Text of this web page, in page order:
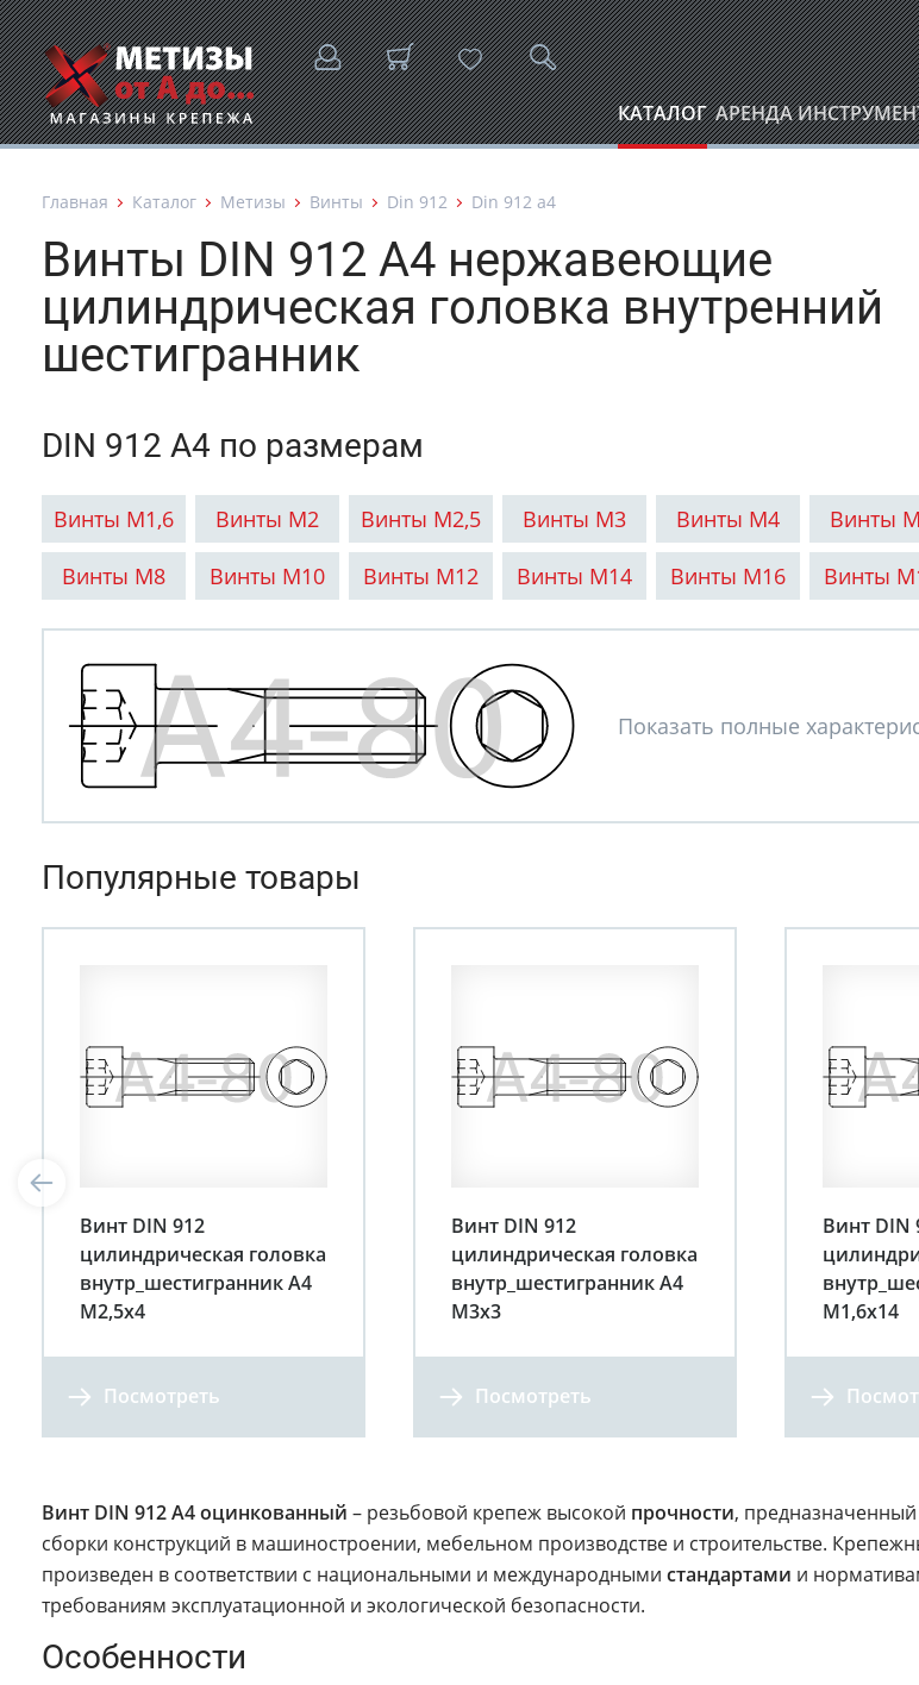
КАТАЛОГ АРЕНДА
Главная Каталог Метизы Винты Din 912 Din 912 а4
Винты DIN 912 A4 нержавеющие
цилиндрическая головка внутренний
шестигранник
DIN 912 А4 по размерам
Винты М1,6 Винты М2 Винты М2,5 Винты М3 Винты М4 Винты
Винты М8
Винты М10 Винты М12 Винты М14 Винты М16 Винты
Популярные товары
Винт DIN 912
цилиндрическая головка
внутр_шестигранник A4
М2,5х4
Посмотреть
Винт DIN 912
цилиндрическая головка
внутр_шестигранник A4
М3х3
Посмотреть
Винт DIN
М1,6х14
Винт DIN 912 A4 оцинкованный – резьбовой крепеж высокой прочности,
сборки конструкций в машиностроении, мебельном производстве и строительстве.
произведен в соответствии с национальными и международными стандартами и
требованиям эксплуатационной и экологической безопасности.
Особенности